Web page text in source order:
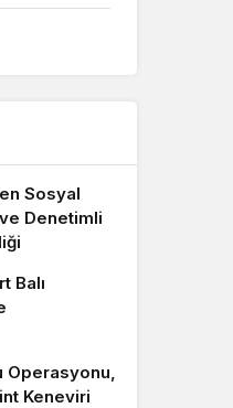
Sosyal
Denetimli
Balı
Operasyonu,
Keneviri